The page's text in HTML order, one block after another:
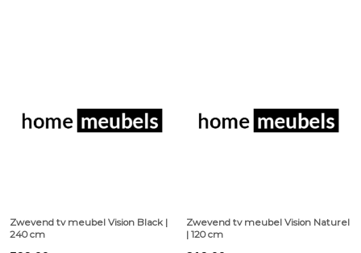
Zwevend tv meubel Vision Black |
240 cm
Zwevend tv meubel Vision Naturel
| 120 cm